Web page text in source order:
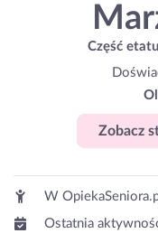
Część
Zobacz
W
Ostatnia